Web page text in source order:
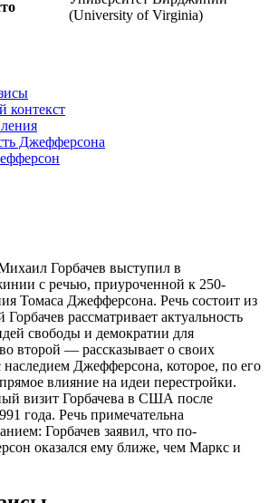
(University of Virginia)
контекст
Джефферсона
Горбачев выступил в
с речью, приуроченной к 250-
Томаса Джефферсона. Речь состоит из
Горбачев рассматривает актуальность
свободы и демократии для
второй — рассказывает о своих
наследием Джефферсона, которое, по его
влияние на идеи перестройки.
визит Горбачева в США после
года. Речь примечательна
Горбачев заявил, что по-
оказался ему ближе, чем Маркс и